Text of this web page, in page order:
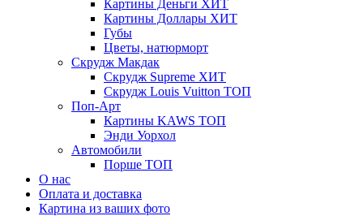
Картины Деньги ХИТ
Картины Доллары ХИТ
Губы
Цветы, натюрморт
Скрудж Макдак
Скрудж Supreme ХИТ
Скрудж Louis Vuitton ТОП
Поп-Арт
Картины KAWS ТОП
Энди Уорхол
Автомобили
Порше ТОП
О нас
Оплата и доставка
Картина из ваших фото